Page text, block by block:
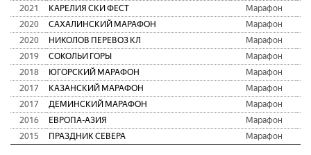
2021
КАРЕЛИЯ СКИ ФЕСТ Марафон
2020
САХАЛИНСКИЙ МАРАФОН Марафон
2020
НИКОЛОВ ПЕРЕВОЗ КЛ Марафон
2019
СОКОЛЬИ ГОРЫ Марафон
2018
ЮГОРСКИЙ МАРАФОН Марафон
2017
КАЗАНСКИЙ МАРАФОН Марафон
2017
ДЕМИНСКИЙ МАРАФОН Марафон
2016
ЕВРОПА-АЗИЯ Марафон
2015
ПРАЗДНИК СЕВЕРА Марафон